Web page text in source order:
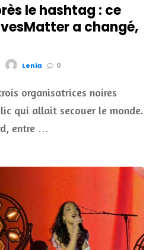
le hashtag : ce
a changé,
Lenia 0
organisatrices noires
qui allait secouer le monde.
entre …